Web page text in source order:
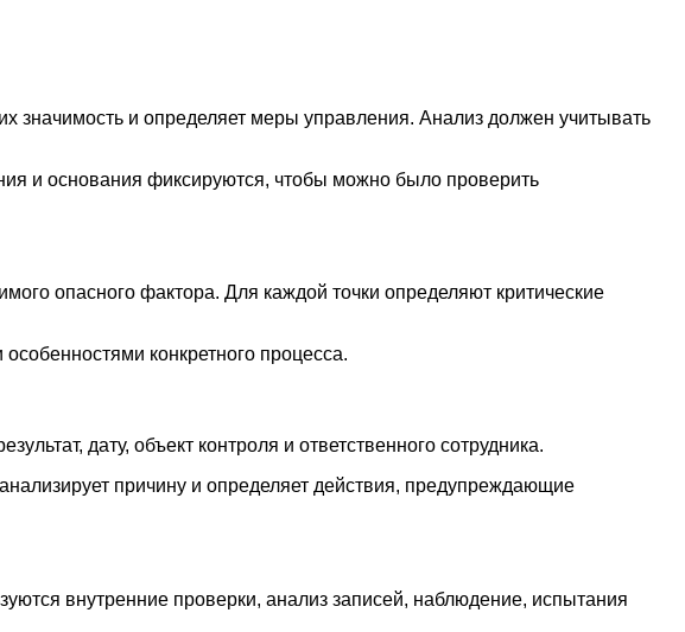
значимость и определяет меры управления. Анализ должен учитывать
и основания фиксируются, чтобы можно было проверить
опасного фактора. Для каждой точки определяют критические
конкретного процесса.
дату, объект контроля и ответственного сотрудника.
причину и определяет действия, предупреждающие
внутренние проверки, анализ записей, наблюдение, испытания